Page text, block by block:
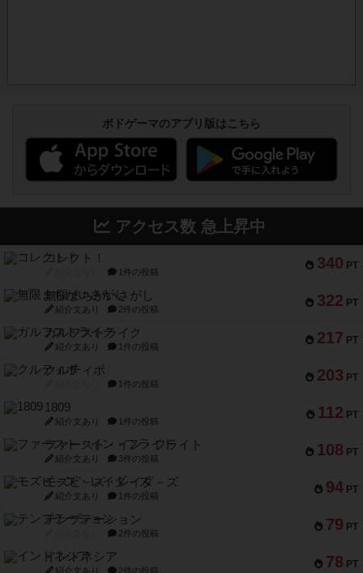
ボドゲーマのアプリ版はこちら
アクセス数 急上昇中
340 PT
コレクト！
1件の投稿
322 PT
無限まちがいさがし
紹介文あり 2件の投稿
217 PT
ガルフストライク
紹介文あり 1件の投稿
203 PT
クルティボ
1件の投稿
112 PT
1809
紹介文あり 1件の投稿
108 PT
ファースト・イン・フライト
紹介文あり 3件の投稿
94 PT
モズビ－ズ・レイダ－ズ
紹介文あり 1件の投稿
79 PT
テンプテーション
2件の投稿
78 PT
インドネシア
紹介文あり 2件の投稿